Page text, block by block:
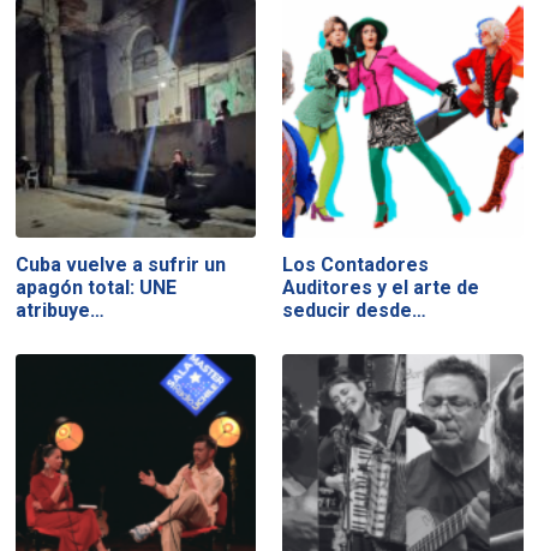
Cuba vuelve a sufrir un
apagón total: UNE
atribuye…
Los Contadores
Auditores y el arte de
seducir desde…